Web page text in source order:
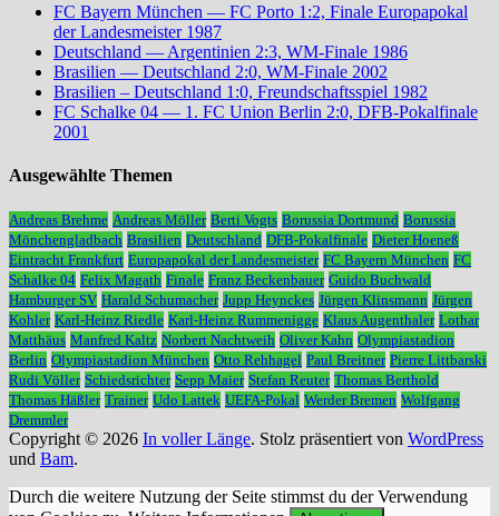
FC Bayern München — FC Porto 1:2, Finale Europapokal
der Landesmeister 1987
Deutschland — Argentinien 2:3, WM-Finale 1986
Brasilien — Deutschland 2:0, WM-Finale 2002
Brasilien – Deutschland 1:0, Freundschaftsspiel 1982
FC Schalke 04 — 1. FC Union Berlin 2:0, DFB-Pokalfinale
2001
Ausgewählte Themen
Andreas Brehme Andreas Möller Berti Vogts Borussia Dortmund Borussia
Mönchengladbach Brasilien Deutschland DFB-Pokalfinale Dieter Hoeneß
Eintracht Frankfurt Europapokal der Landesmeister FC Bayern München FC
Schalke 04 Felix Magath Finale Franz Beckenbauer Guido Buchwald
Hamburger SV Harald Schumacher Jupp Heynckes Jürgen Klinsmann Jürgen
Kohler Karl-Heinz Riedle Karl-Heinz Rummenigge Klaus Augenthaler Lothar
Matthäus Manfred Kaltz Norbert Nachtweih Oliver Kahn Olympiastadion
Berlin Olympiastadion München Otto Rehhagel Paul Breitner Pierre Littbarski
Rudi Völler Schiedsrichter Sepp Maier Stefan Reuter Thomas Berthold
Thomas Häßler Trainer Udo Lattek UEFA-Pokal Werder Bremen Wolfgang
Dremmler
Copyright © 2026 In voller Länge. Stolz präsentiert von WordPress
und Bam.
Durch die weitere Nutzung der Seite stimmst du der Verwendung